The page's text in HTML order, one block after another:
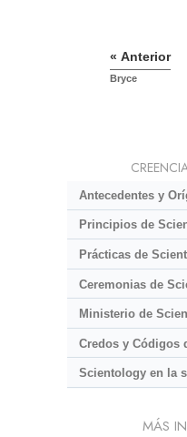
« Anterior
Bryce
Antecedentes y
Principios de
Prácticas de
Ceremonias de
Ministerio de
Credos y Códigos
Scientology en la
MÁS